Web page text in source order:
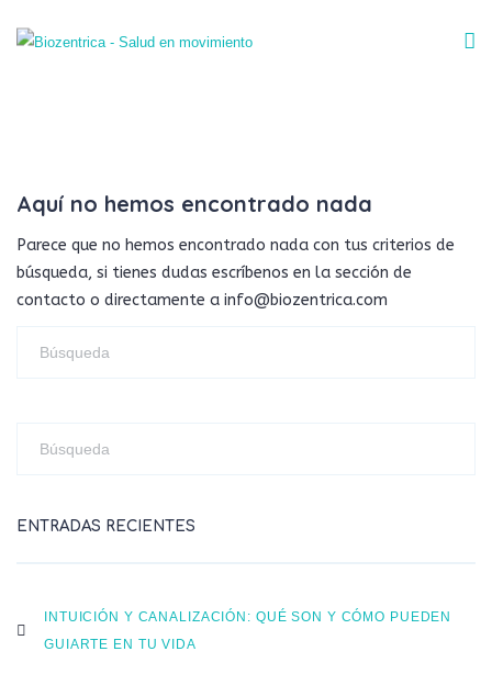
Aquí no hemos encontrado nada
Parece que no hemos encontrado nada con tus criterios de
búsqueda, si tienes dudas escríbenos en la sección de
contacto o directamente a info@biozentrica.com
ENTRADAS RECIENTES
INTUICIÓN Y CANALIZACIÓN: QUÉ SON Y CÓMO PUEDEN
GUIARTE EN TU VIDA